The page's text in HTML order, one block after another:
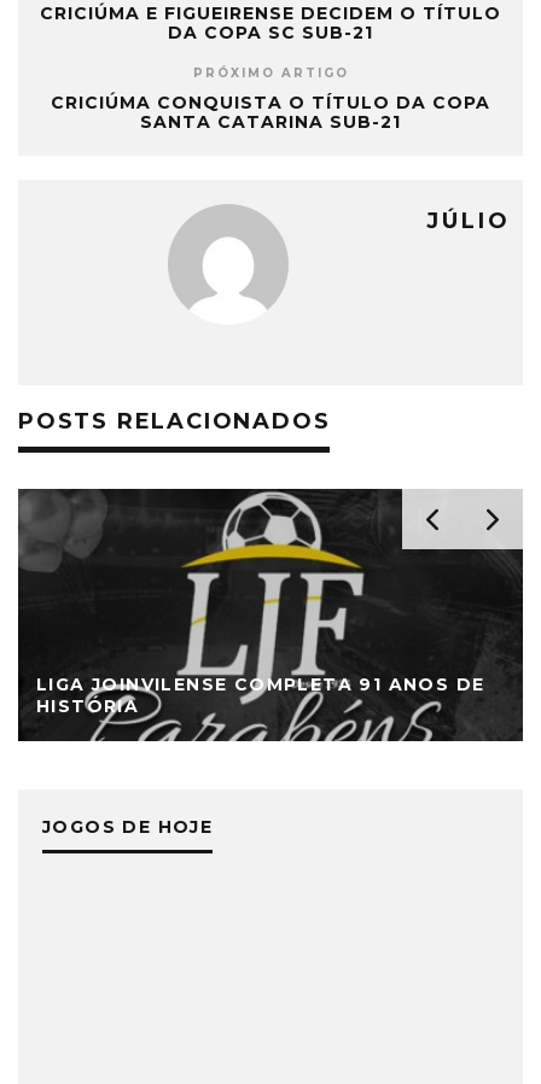
CRICIÚMA E FIGUEIRENSE DECIDEM O TÍTULO
DA COPA SC SUB-21
PRÓXIMO ARTIGO
CRICIÚMA CONQUISTA O TÍTULO DA COPA
SANTA CATARINA SUB-21
JÚLIO
POSTS RELACIONADOS
LIGA JOINVILENSE COMPLETA 91 ANOS DE
HISTÓRIA
JOGOS DE HOJE